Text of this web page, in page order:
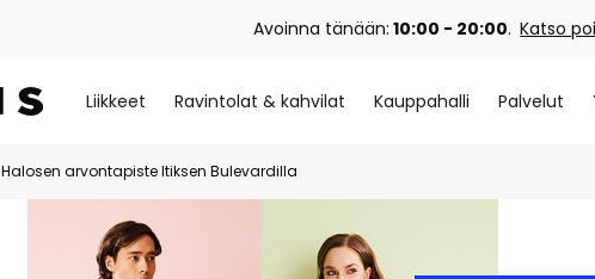
Avoinna tänään: 10:00 - 20:00. Katso
Liikkeet Ravintolat & kahvilat Kauppahalli Palvelut
Halosen arvontapiste Itiksen Bulevardilla